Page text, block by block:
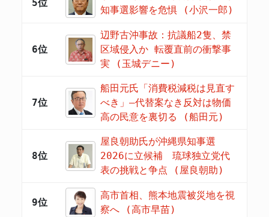
5位
知事選影響を危惧 (小沢一郎)
6位
辺野古沖事故：抗議船2隻、禁
区域侵入か 転覆直前の衝撃事
実 (玉城デニー)
7位
船田元氏「消費税減税は見直す
べき」―代替案なき反対は物価
高の民意を裏切る (船田元)
8位
屋良朝助氏が沖縄県知事選
2026に立候補 琉球独立党代
表の挑戦と争点 (屋良朝助)
9位
高市首相、熊本地震被災地を視
察へ (高市早苗)